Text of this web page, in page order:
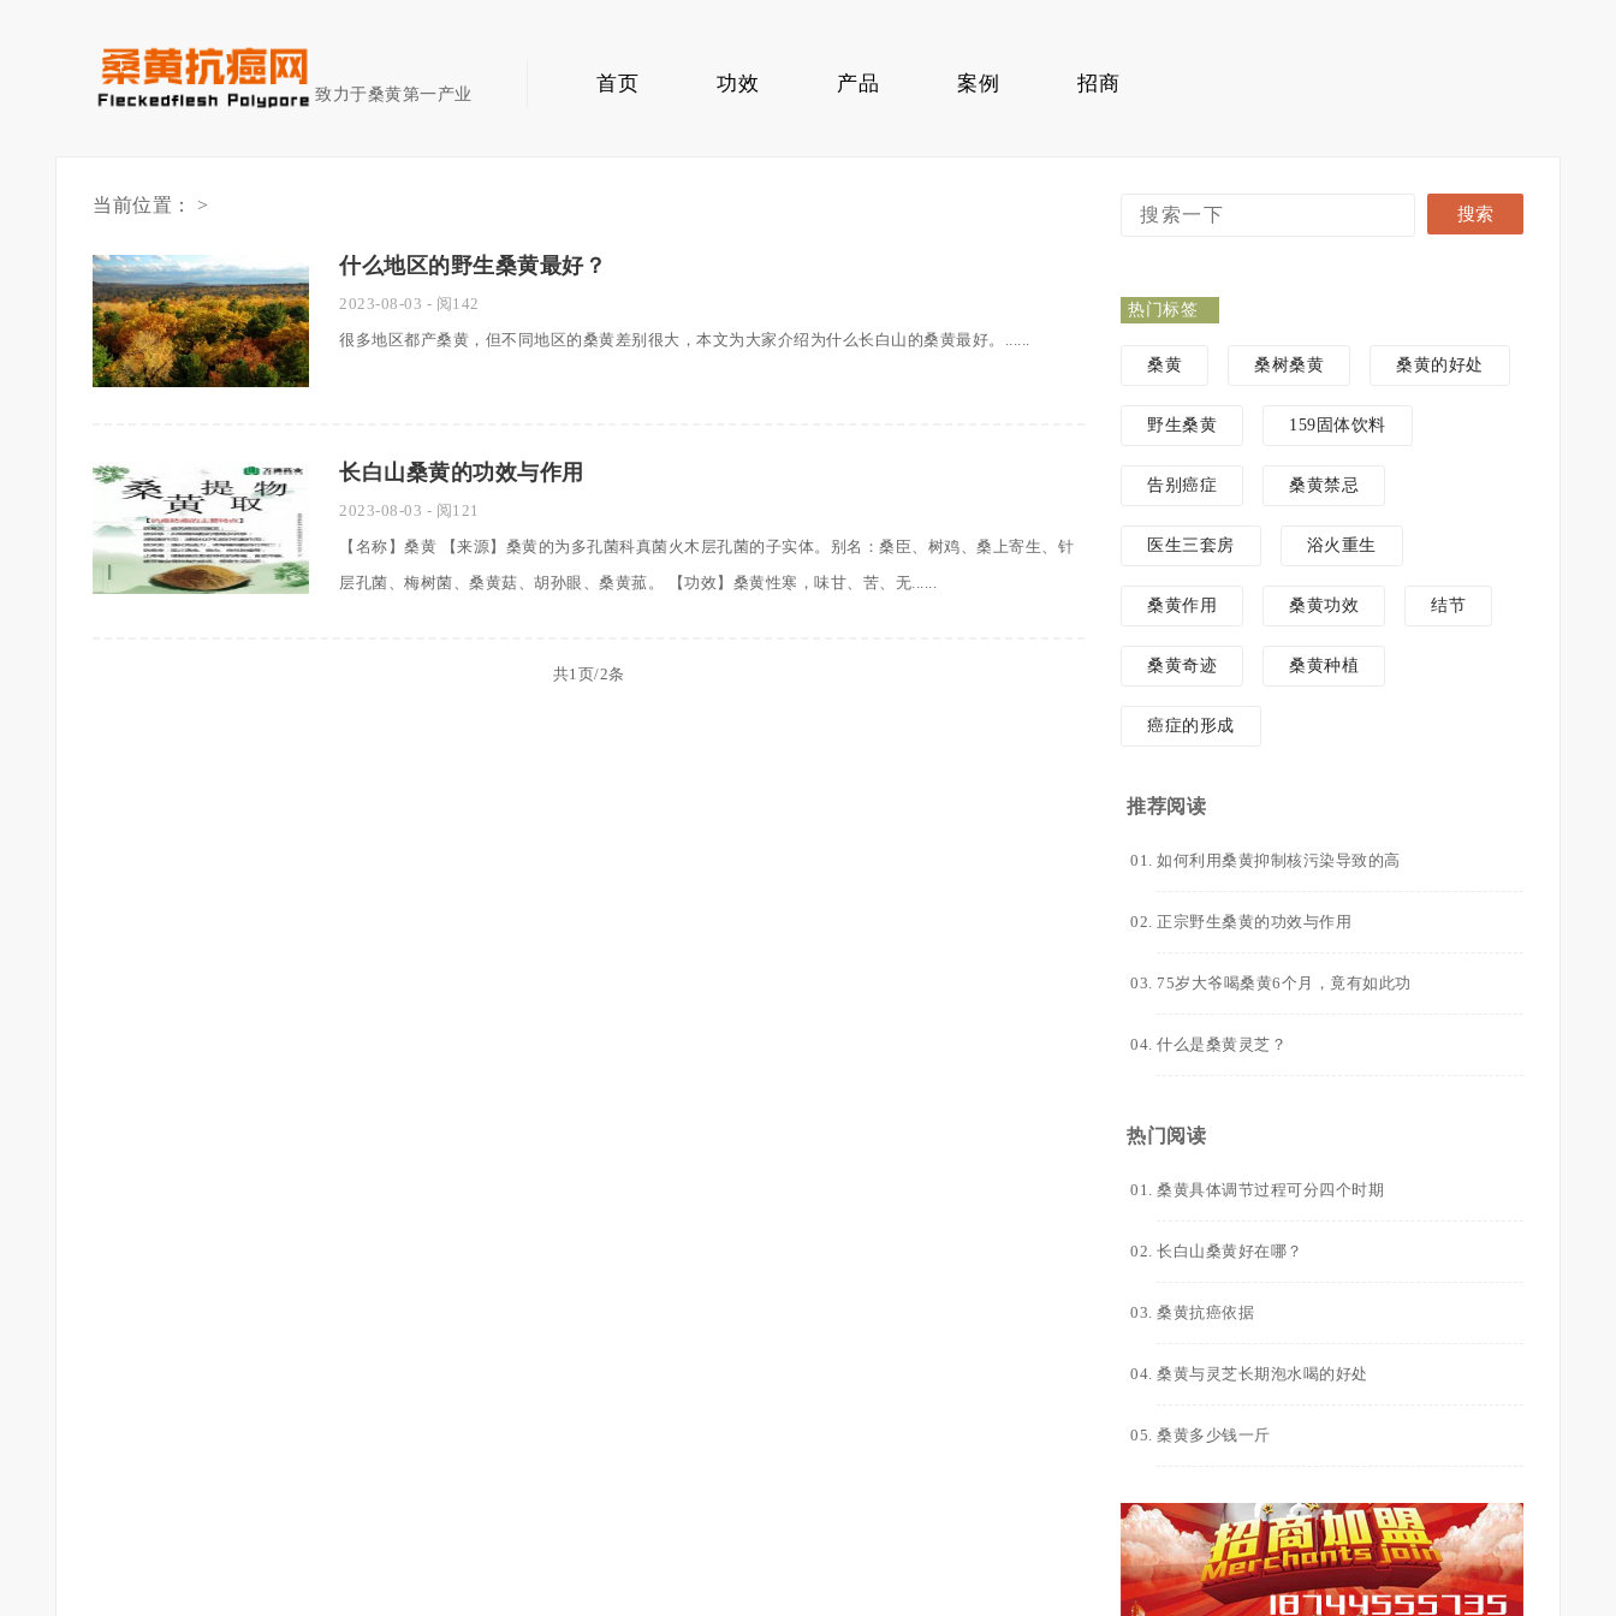
致力于桑黄第一产业 首页 功效 产品 案例 招商
当前位置： >
什么地区的野生桑黄最好？
2023-08-03 - 阅142
很多地区都产桑黄，但不同地区的桑黄差别很大，本文为大家介绍为什么长白山的桑黄最好。......
长白山桑黄的功效与作用
2023-08-03 - 阅121
【名称】桑黄 【来源】桑黄的为多孔菌科真菌火木层孔菌的子实体。别名：桑臣、树鸡、桑上寄生、针
层孔菌、梅树菌、桑黄菇、胡孙眼、桑黄菰。 【功效】桑黄性寒，味甘、苦、无......
共1页/2条
热门标签
桑黄 桑树桑黄 桑黄的好处
野生桑黄 159固体饮料
告别癌症 桑黄禁忌
医生三套房 浴火重生
桑黄作用 桑黄功效 结节
桑黄奇迹 桑黄种植
癌症的形成
推荐阅读
如何利用桑黄抑制核污染导致的高
正宗野生桑黄的功效与作用
75岁大爷喝桑黄6个月，竟有如此功
什么是桑黄灵芝？
热门阅读
桑黄具体调节过程可分四个时期
长白山桑黄好在哪？
桑黄抗癌依据
桑黄与灵芝长期泡水喝的好处
桑黄多少钱一斤